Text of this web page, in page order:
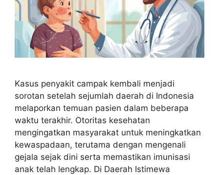
Kasus penyakit campak kembali menjadi
sorotan setelah sejumlah daerah di Indonesia
melaporkan temuan pasien dalam beberapa
waktu terakhir. Otoritas kesehatan
mengingatkan masyarakat untuk meningkatkan
kewaspadaan, terutama dengan mengenali
gejala sejak dini serta memastikan imunisasi
anak telah lengkap. Di Daerah Istimewa